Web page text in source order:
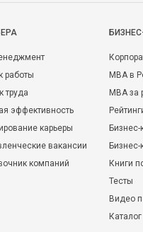
работы
труда
эффективность
карьеры
вакансии
компаний
MBA в
MBA
Бизнес-
Книги
Тесты
Видео